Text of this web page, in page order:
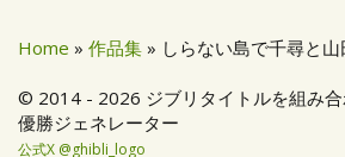
Home » 作品集 » しらない島で千尋と
© 2014 - 2026 ジブリタイトルを組み
優勝ジェネレーター
公式X @ghibli_logo